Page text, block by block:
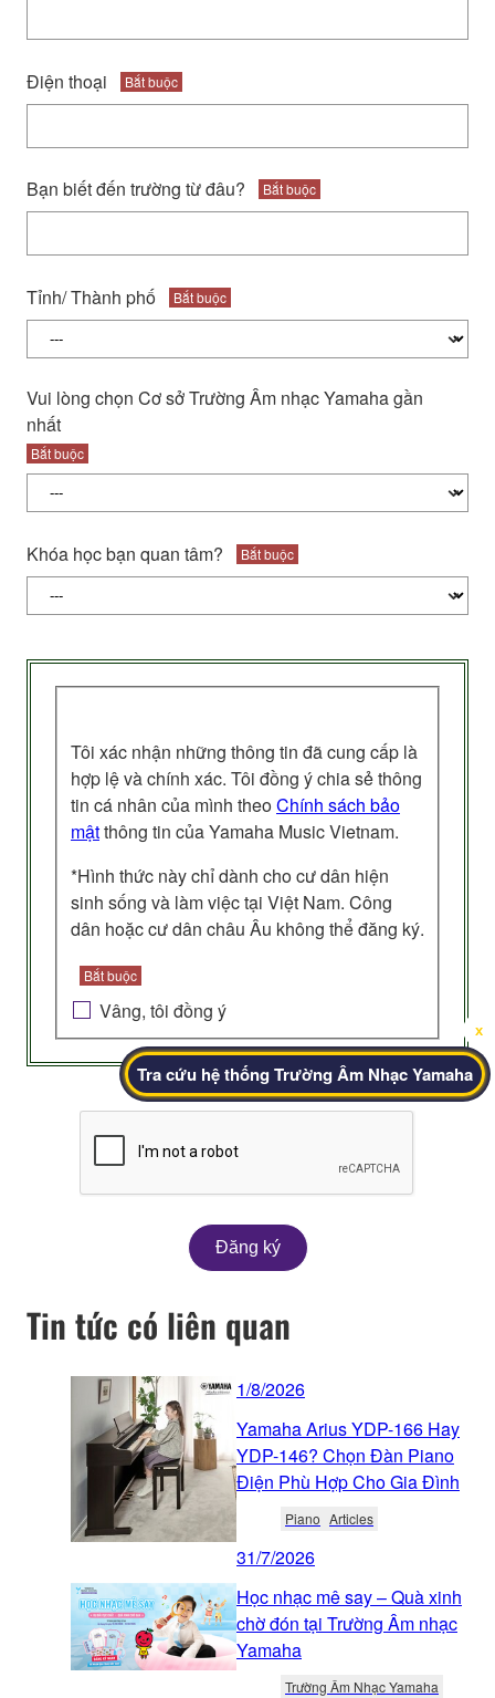
Điện thoại Bắt buộc
Bạn biết đến trường từ đâu? Bắt buộc
Tỉnh/ Thành phố Bắt buộc
Vui lòng chọn Cơ sở Trường Âm nhạc Yamaha gần
nhất
Bắt buộc
Khóa học bạn quan tâm? Bắt buộc
Tôi xác nhận những thông tin đã cung cấp là
hợp lệ và chính xác. Tôi đồng ý chia sẻ thông
tin cá nhân của mình theoChính sách bảo
mậtthông tin của Yamaha Music Vietnam.
*Hình thức này chỉ dành cho cư dân hiện
sinh sống và làm việc tại Việt Nam. Công
dân hoặc cư dân châu Âu không thể đăng ký.
Bắt buộc
Vâng, tôi đồng ý
Đăng ký
Tra cứu hệ thống Trường Âm Nhạc Yamaha
x
Tin tức có liên quan
1/8/2026
Yamaha Arius YDP-166 Hay
YDP-146? Chọn Đàn Piano
Điện Phù Hợp Cho Gia Đình
Piano Articles
31/7/2026
Học nhạc mê say – Quà xinh
chờ đón tại Trường Âm nhạc
Yamaha
Trường Âm Nhạc Yamaha